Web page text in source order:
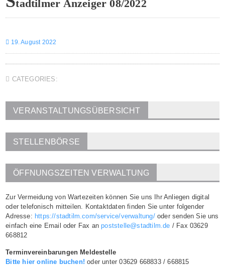
tadtilmer Anzeiger 08/2022
19. August 2022
CATEGORIES:
VERANSTALTUNGSÜBERSICHT
STELLENBÖRSE
ÖFFNUNGSZEITEN VERWALTUNG
Zur Vermeidung von Wartezeiten können Sie uns Ihr Anliegen digital
oder telefonisch mitteilen. Kontaktdaten finden Sie unter folgender
Adresse: https://stadtilm.com/service/verwaltung/oder senden Sie uns
einfach eine Email oder Fax anpoststelle@stadtilm.de / Fax 03629
668812
Terminvereinbarungen Meldestelle
Bitte hier online buchen! oder unter 03629 668833 / 668815